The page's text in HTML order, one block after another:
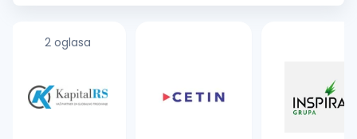
2 oglasa